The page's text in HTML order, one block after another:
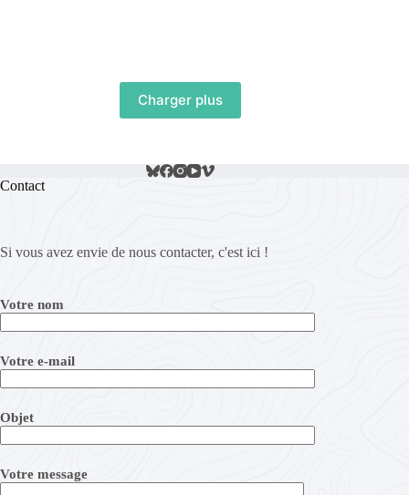
Charger plus
Contact
Si vous avez envie de nous contacter, c'est ici !
Votre nom
Votre e-mail
Objet
Votre message